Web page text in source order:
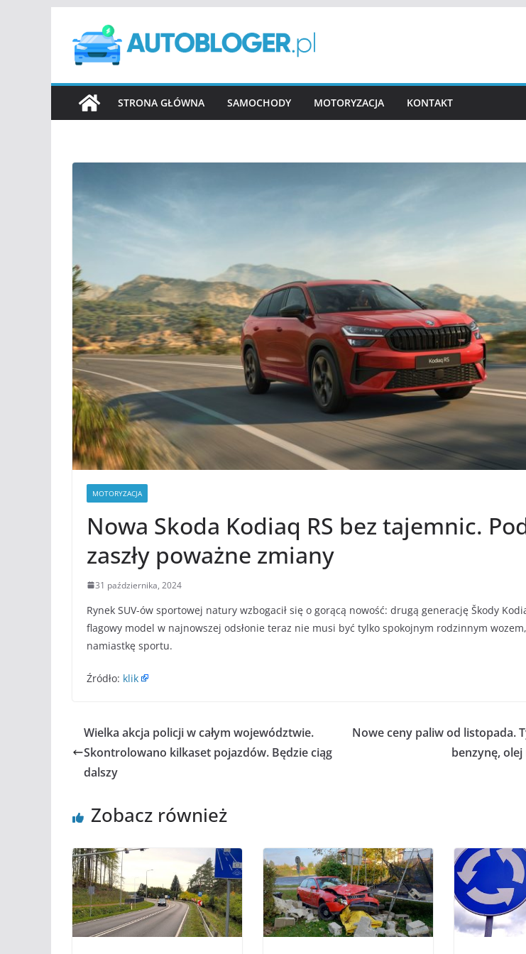
treści
STRONA GŁÓWNA SAMOCHODY MOTORYZACJA KONTAKT
MOTORYZACJA
Nowa Skoda Kodiaq RS bez tajemnic.
zaszły poważne zmiany
31 października, 2024
Rynek SUV-ów sportowej natury wzbogacił się o gorącą nowość: drugą generację Škody
flagowy model w najnowszej odsłonie teraz nie musi być tylko spokojnym rodzinnym
namiastkę sportu.
Źródło: klik
Wielka akcja policji w całym województwie.
Skontrolowano kilkaset pojazdów. Będzie ciąg
dalszy
Nowe ceny paliw od listopada.
benzynę,
Zobacz również